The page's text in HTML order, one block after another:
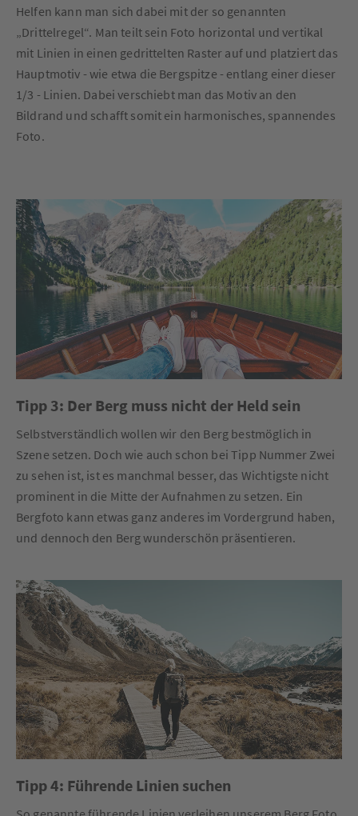
Helfen kann man sich dabei mit der so genannten
„Drittelregel“. Man teilt sein Foto horizontal und vertikal
mit Linien in einen gedrittelten Raster auf und platziert das
Hauptmotiv - wie etwa die Bergspitze - entlang einer dieser
1/3 - Linien. Dabei verschiebt man das Motiv an den
Bildrand und schafft somit ein harmonisches, spannendes
Foto.
Tipp 3: Der Berg muss nicht der Held sein
Selbstverständlich wollen wir den Berg bestmöglich in
Szene setzen. Doch wie auch schon bei Tipp Nummer Zwei
zu sehen ist, ist es manchmal besser, das Wichtigste nicht
prominent in die Mitte der Aufnahmen zu setzen. Ein
Bergfoto kann etwas ganz anderes im Vordergrund haben,
und dennoch den Berg wunderschön präsentieren.
Tipp 4: Führende Linien suchen